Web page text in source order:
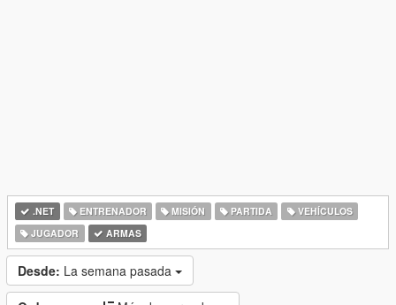
.NET ENTRENADOR MISIÓN PARTIDA
VEHÍCULOS
JUGADOR
ARMAS
Desde: La semana pasada